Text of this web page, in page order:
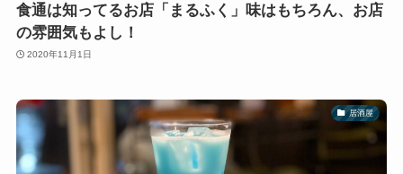
食通は知ってるお店「まるふく」味はもちろん、お店
の雰囲気もよし！
2020年11月1日
居酒屋